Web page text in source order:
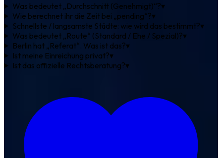
Was bedeutet „Durchschnitt (Genehmigt)“?▾
Wie berechnet ihr die Zeit bei „pending“?▾
Schnellste / langsamste Städte: wie wird das bestimmt?▾
Was bedeutet „Route“ (Standard / Ehe / Spezial)?▾
Berlin hat „Referat“. Was ist das?▾
Ist meine Einreichung privat?▾
Ist das offizielle Rechtsberatung?▾